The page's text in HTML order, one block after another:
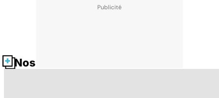
Nos fiches santé